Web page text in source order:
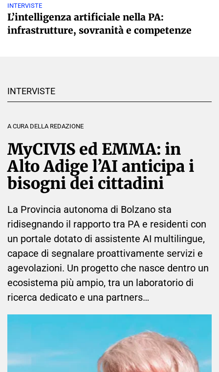
INTERVISTE
L’intelligenza artificiale nella PA:
infrastrutture, sovranità e competenze
INTERVISTE
A CURA DELLA REDAZIONE
MyCIVIS ed EMMA: in
Alto Adige l’AI anticipa i
bisogni dei cittadini
La Provincia autonoma di Bolzano sta
ridisegnando il rapporto tra PA e residenti con
un portale dotato di assistente AI multilingue,
capace di segnalare proattivamente servizi e
agevolazioni. Un progetto che nasce dentro un
ecosistema più ampio, tra un laboratorio di
ricerca dedicato e una partners…